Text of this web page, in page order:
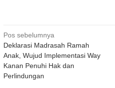
Navigasi
pos
Pos sebelumnya
Deklarasi Madrasah Ramah
Anak, Wujud Implementasi Way
Kanan Penuhi Hak dan
Perlindungan